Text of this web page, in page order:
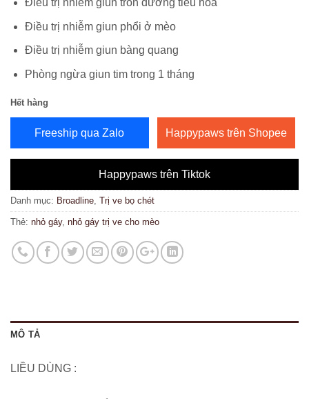
Điều trị nhiễm giun tròn đường tiêu hoá
Điều trị nhiễm giun phổi ở mèo
Điều trị nhiễm giun bàng quang
Phòng ngừa giun tim trong 1 tháng
Hết hàng
Freeship qua Zalo Happypaws trên Shopee
Happypaws trên Tiktok
Danh mục: Broadline Trị ve bọ chét
Thẻ: nhỏ gáy, nhỏ gáy trị ve cho mèo
MÔ TẢ
LIỀU DÙNG :